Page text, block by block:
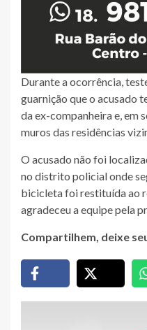
Durante a ocorrência,
guarnição que o acusado
da ex-companheira e, em
muros das residências
O acusado não foi
no distrito policial onde
bicicleta foi restituída ao
agradeceu a equipe pela
Compartilhem, deixe